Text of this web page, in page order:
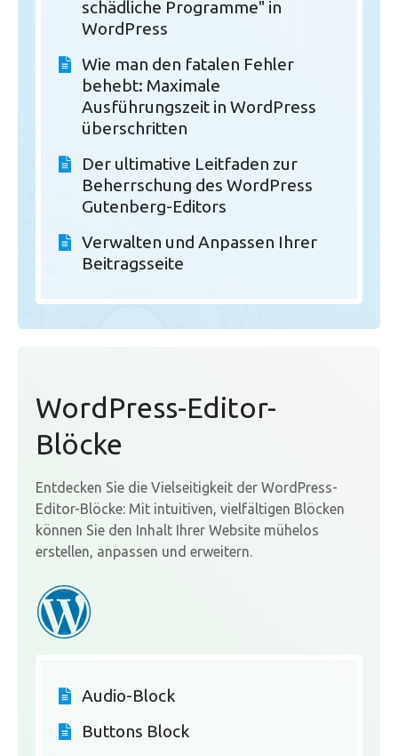
schädliche Programme" in
WordPress
Wie man den fatalen Fehler
behebt: Maximale
Ausführungszeit in WordPress
überschritten
Der ultimative Leitfaden zur
Beherrschung des WordPress
Gutenberg-Editors
Verwalten und Anpassen Ihrer
Beitragsseite
WordPress-Editor-
Blöcke
Entdecken Sie die Vielseitigkeit der WordPress-
Editor-Blöcke: Mit intuitiven, vielfältigen Blöcken
können Sie den Inhalt Ihrer Website mühelos
erstellen, anpassen und erweitern.
Audio-Block
Buttons Block